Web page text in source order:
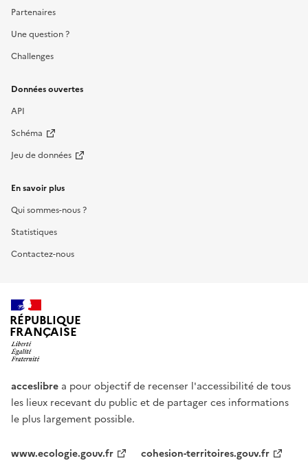
Partenaires
Une question ?
Challenges
Données ouvertes
API
Schéma
Jeu de données
En savoir plus
Qui sommes-nous ?
Statistiques
Contactez-nous
RÉPUBLIQUE
FRANÇAISE
acceslibre a pour objectif de recenser l'accessibilité de tous
les lieux recevant du public et de partager ces informations
le plus largement possible.
www.ecologie.gouv.fr
cohesion-territoires.gouv.fr